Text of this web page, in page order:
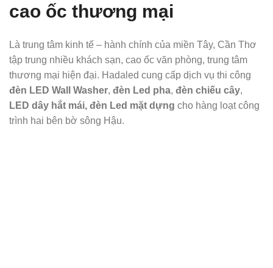
cao ốc thương mại
Là trung tâm kinh tế – hành chính của miền Tây, Cần Thơ
tập trung nhiều khách sạn, cao ốc văn phòng, trung tâm
thương mại hiện đại. Hadaled cung cấp dịch vụ thi công
đèn LED Wall Washer, đèn Led pha, đèn chiếu cây,
LED dây hắt mái, đèn Led mặt dựng cho hàng loạt công
trình hai bên bờ sông Hậu.